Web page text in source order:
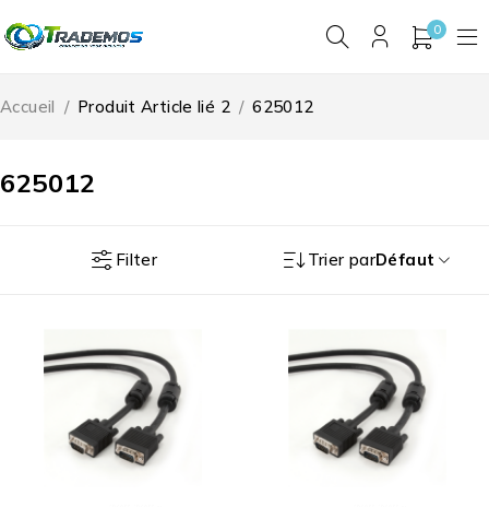
0
625012
Accueil / Produit Article lié 2 / 625012
Filter Trier parDéfaut